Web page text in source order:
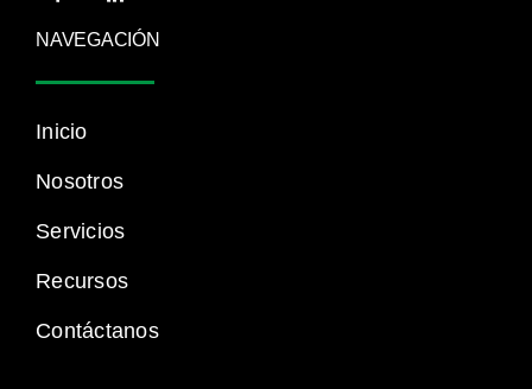
NAVEGACIÓN
Inicio
Nosotros
Servicios
Recursos
Contáctanos